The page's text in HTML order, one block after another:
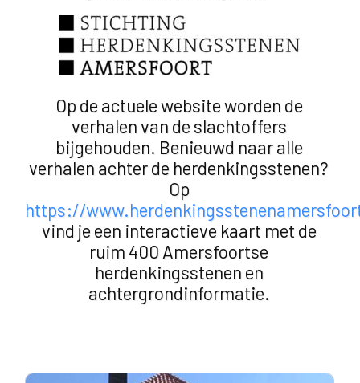
Op de actuele website worden de
verhalen van de slachtoffers
bijgehouden. Benieuwd naar alle
verhalen achter de herdenkingsstenen?
Op
https://
vind je een interactieve kaart met de
ruim 400 Amersfoortse
herdenkingsstenen en
achtergrondinformatie.